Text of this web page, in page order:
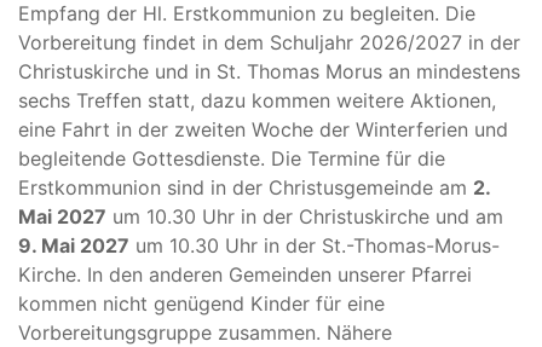
Empfang der Hl. Erstkommunion zu begleiten. Die
Vorbereitung findet in dem Schuljahr 2026/2027 in der
Christuskirche und in St. Thomas Morus an mindestens
sechs Treffen statt, dazu kommen weitere Aktionen,
eine Fahrt in der zweiten Woche der Winterferien und
begleitende Gottesdienste. Die Termine für die
Erstkommunion sind in der Christusgemeinde am 2.
Mai 2027 um 10.30 Uhr in der Christuskirche und am
9. Mai 2027 um 10.30 Uhr in der St.-Thomas-Morus-
Kirche. In den anderen Gemeinden unserer Pfarrei
kommen nicht genügend Kinder für eine
Vorbereitungsgruppe zusammen. Nähere